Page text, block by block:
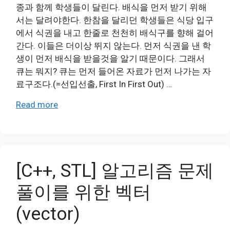
종과 함께 학생들이 달린다. 배식을 먼저 받기 위해
서는 달려야한다. 한참을 달리던 학생들은 식당 입구
에서 식권을 내고 한줄로 천천히 배식구를 향해 걸어
간다. 이들은 더이상 뛰지 않는다. 먼저 식권을 낸 학
생이 먼저 배식을 받을것을 알기 때문이다. 그래서
큐는 뭐지? 큐는 먼저 들어온 자료가 먼저 나가는 자
료구조다.(=선입선출, First In First Out) …
Read more
[C++, STL] 알고리즘 문제
풀이를 위한 벡터
(vector)